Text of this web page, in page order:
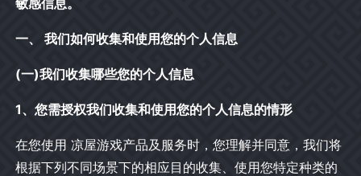
敏感信息。
一、 我们如何收集和使用您的个人信息
(一)我们收集哪些您的个人信息
1、您需授权我们收集和使用您的个人信息的情形
在您使用 凉屋游戏产品及服务时，您理解并同意，我们将
根据下列不同场景下的相应目的收集、使用您特定种类的